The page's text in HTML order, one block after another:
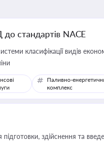
стандартів NACE
класифікації видів
Паливно-
комплекс
здійснення та